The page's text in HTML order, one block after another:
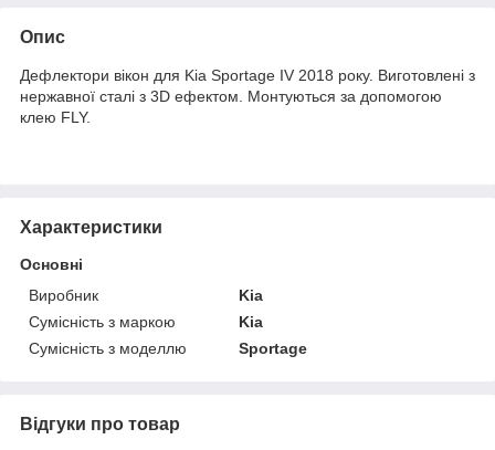
Опис
Дефлектори вікон для Kia Sportage IV 2018 року. Виготовлені з
нержавної сталі з 3D ефектом. Монтуються за допомогою
клею FLY.
Характеристики
Основні
Виробник
Kia
Сумісність з маркою
Kia
Сумісність з моделлю
Sportage
Відгуки про товар